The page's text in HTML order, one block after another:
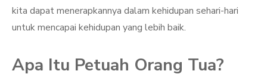
kita dapat menerapkannya dalam kehidupan sehari-hari
untuk mencapai kehidupan yang lebih baik.
Apa Itu Petuah Orang Tua?